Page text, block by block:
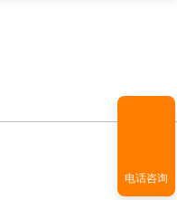
电话咨询